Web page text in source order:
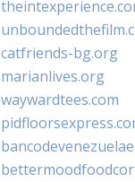
catfriends-bg.org
marianlives.org
waywardtees.com